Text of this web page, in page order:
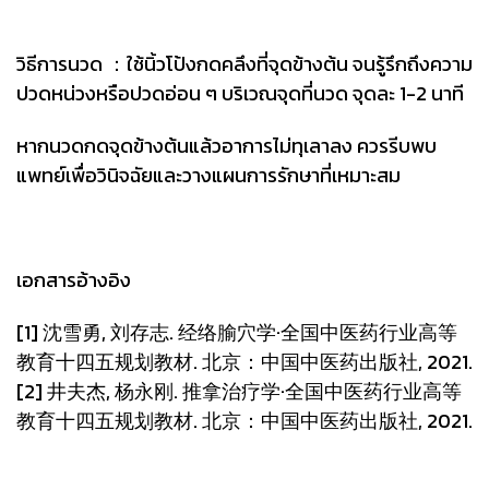
วิธีการนวด ：ใช้นิ้วโป้งกดคลึงที่จุดข้างต้น จนรู้รึกถึงความ
ปวดหน่วงหรือปวดอ่อน ๆ บริเวณจุดที่นวด จุดละ 1-2 นาที
หากนวดกดจุดข้างต้นแล้วอาการไม่ทุเลาลง ควรรีบพบ
แพทย์เพื่อวินิจฉัยและวางแผนการรักษาที่เหมาะสม
เอกสารอ้างอิง
[1] 沈雪勇, 刘存志. 经络腧穴学·全国中医药行业高等
教育十四五规划教材. 北京：中国中医药出版社, 2021.
[2] 井夫杰, 杨永刚. 推拿治疗学·全国中医药行业高等
教育十四五规划教材. 北京：中国中医药出版社, 2021.